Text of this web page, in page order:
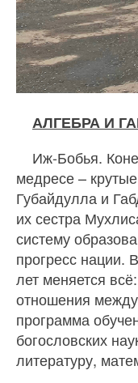
АЛГЕБРА И
Иж-Бобья.
медресе –
Губайдулла и
их сестра
систему
прогресс нации.
лет меняется
отношения
программа
богословских
литературу,